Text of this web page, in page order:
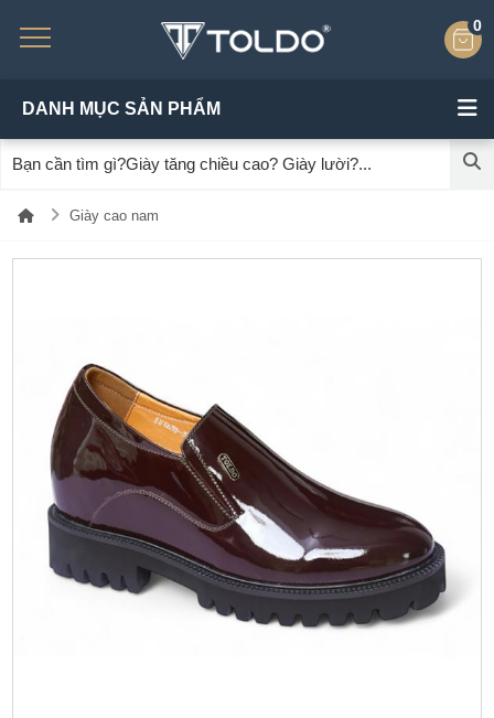
0
DANH MỤC SẢN PHẨM
Giày cao nam